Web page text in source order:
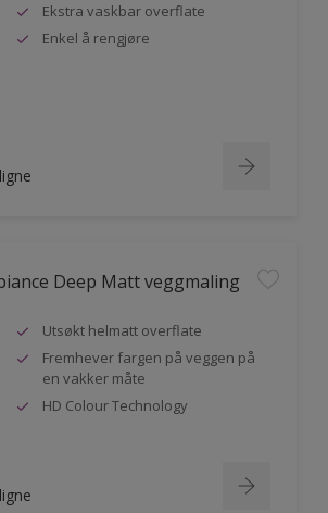
Ekstra vaskbar overflate
Enkel å rengjøre
Deep Matt veggmaling
Utsøkt helmatt overflate
Fremhever fargen på veggen på
en vakker måte
HD Colour Technology